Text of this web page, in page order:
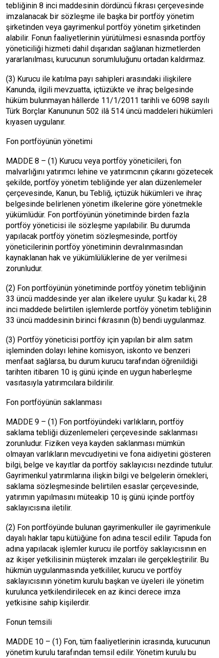
tebliğinin 8 inci maddesinin dördüncü fıkrası çerçevesinde
imzalanacak bir sözleşme ile başka bir portföy yönetim
şirketinden veya gayrimenkul portföy yönetim şirketinden
alabilir. Fonun faaliyetlerinin yürütülmesi esnasında portföy
yöneticiliği hizmeti dahil dışarıdan sağlanan hizmetlerden
yararlanılması, kurucunun sorumluluğunu ortadan kaldırmaz.
(3) Kurucu ile katılma payı sahipleri arasındaki ilişkilere
Kanunda, ilgili mevzuatta, içtüzükte ve ihraç belgesinde
hüküm bulunmayan hâllerde 11/1/2011 tarihli ve 6098 sayılı
Türk Borçlar Kanununun 502 ilâ 514 üncü maddeleri hükümleri
kıyasen uygulanır.
Fon portföyünün yönetimi
MADDE 8 – (1) Kurucu veya portföy yöneticileri, fon
malvarlığını yatırımcı lehine ve yatırımcının çıkarını gözetecek
şekilde, portföy yönetim tebliğinde yer alan düzenlemeler
çerçevesinde, Kanun, bu Tebliğ, içtüzük hükümleri ve ihraç
belgesinde belirlenen yönetim ilkelerine göre yönetmekle
yükümlüdür. Fon portföyünün yönetiminde birden fazla
portföy yöneticisi ile sözleşme yapılabilir. Bu durumda
yapılacak portföy yönetim sözleşmesinde, portföy
yöneticilerinin portföy yönetiminin devralınmasından
kaynaklanan hak ve yükümlülüklerine de yer verilmesi
zorunludur.
(2) Fon portföyünün yönetiminde portföy yönetim tebliğinin
33 üncü maddesinde yer alan ilkelere uyulur. Şu kadar ki, 28
inci maddede belirtilen işlemlerde portföy yönetim tebliğinin
33 üncü maddesinin birinci fıkrasının (b) bendi uygulanmaz.
(3) Portföy yöneticisi portföy için yapılan bir alım satım
işleminden dolayı lehine komisyon, iskonto ve benzeri
menfaat sağlarsa, bu durum kurucu tarafından öğrenildiği
tarihten itibaren 10 iş günü içinde en uygun haberleşme
vasıtasıyla yatırımcılara bildirilir.
Fon portföyünün saklanması
MADDE 9 – (1) Fon portföyündeki varlıkların, portföy
saklama tebliği düzenlemeleri çerçevesinde saklanması
zorunludur. Fiziken veya kayden saklanması mümkün
olmayan varlıkların mevcudiyetini ve fona aidiyetini gösteren
bilgi, belge ve kayıtlar da portföy saklayıcısı nezdinde tutulur.
Gayrimenkul yatırımlarına ilişkin bilgi ve belgelerin örnekleri,
saklama sözleşmesinde belirtilen esaslar çerçevesinde,
yatırımın yapılmasını müteakip 10 iş günü içinde portföy
saklayıcısına iletilir.
(2) Fon portföyünde bulunan gayrimenkuller ile gayrimenkule
dayalı haklar tapu kütüğüne fon adına tescil edilir. Tapuda fon
adına yapılacak işlemler kurucu ile portföy saklayıcısının en
az ikişer yetkilisinin müşterek imzaları ile gerçekleştirilir. Bu
hükmün uygulanmasında yetkililer, kurucu ve portföy
saklayıcısının yönetim kurulu başkan ve üyeleri ile yönetim
kurulunca yetkilendirilecek en az ikinci derece imza
yetkisine sahip kişilerdir.
Fonun temsili
MADDE 10 – (1) Fon, tüm faaliyetlerinin icrasında, kurucunun
yönetim kurulu tarafından temsil edilir. Yönetim kurulu bu